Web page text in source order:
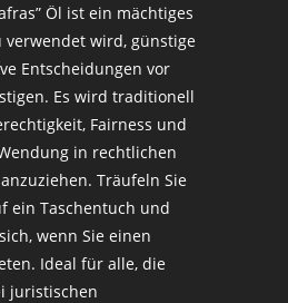
Öl ist ein mächtiges
verwendet wird, günstige
Entscheidungen vor
Es wird traditionell
Fairness und
in rechtlichen
Träufeln Sie
ein Taschentuch und
wenn Sie einen
Ideal für alle, die
juristischen